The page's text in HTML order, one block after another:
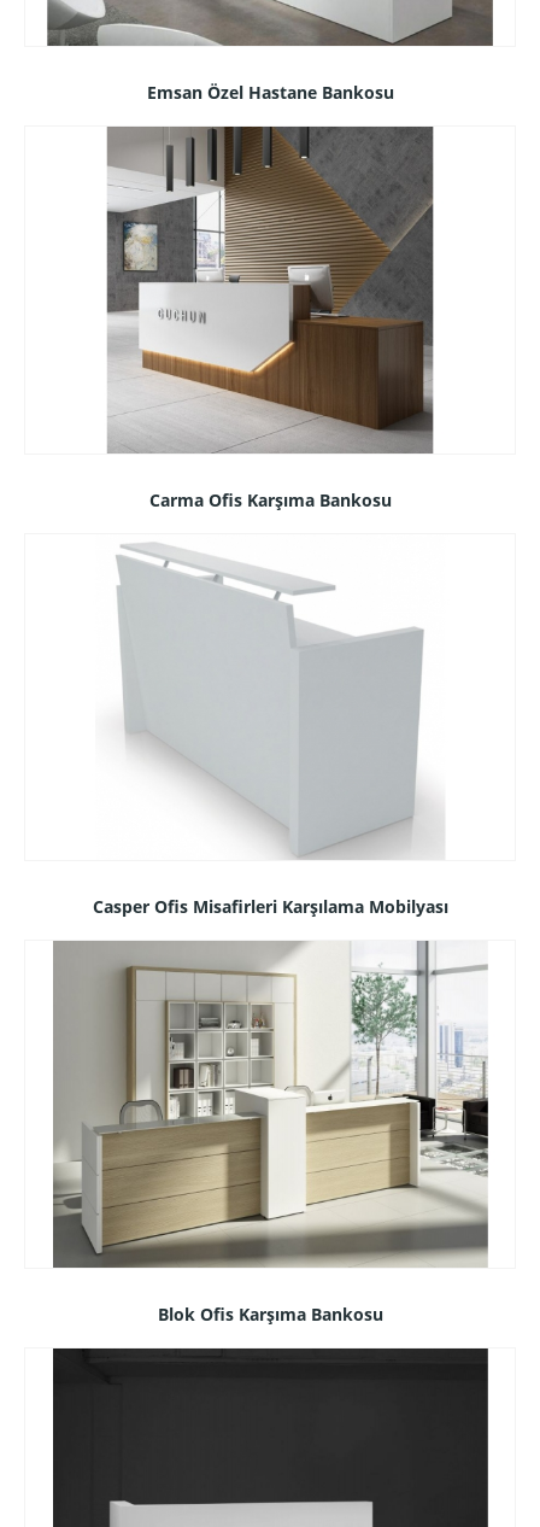
Emsan Özel Hastane Bankosu
Carma Ofis Karşıma Bankosu
Casper Ofis Misafirleri Karşılama Mobilyası
Blok Ofis Karşıma Bankosu